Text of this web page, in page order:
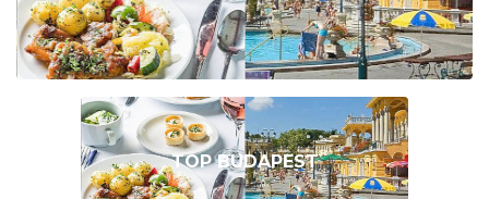
TOP BUDAPEST